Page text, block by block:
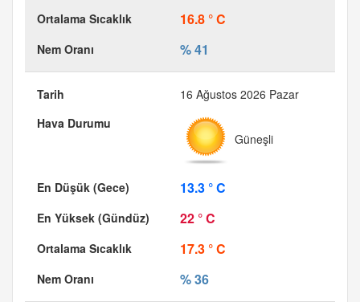
16.8 ° C
% 41
16 Ağustos 2026 Pazar
Güneşli
13.3 ° C
22 ° C
17.3 ° C
% 36